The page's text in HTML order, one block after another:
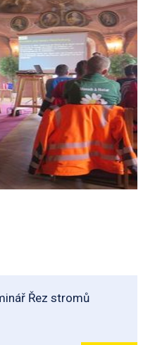
Řez stromů